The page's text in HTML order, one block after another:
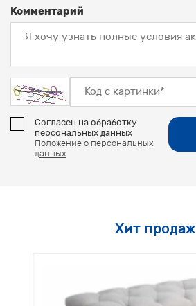
Комментарий
Согласен на обработку
персональных данных
Положение о персональных
данных
Хит продаж